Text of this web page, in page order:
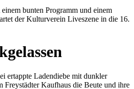
bunten Programm und einem
der Kulturverein Liveszene in die 16.
ertappte Ladendiebe mit dunkler
Freystädter Kaufhaus die Beute und ihre